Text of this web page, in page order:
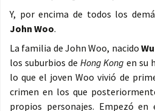
Y, por encima de todos los
John Woo.
La familia de John Woo, nacido
los suburbios de Hong Kong en su
lo que el joven Woo vivió de
crimen en los que
propios personajes. Empezó